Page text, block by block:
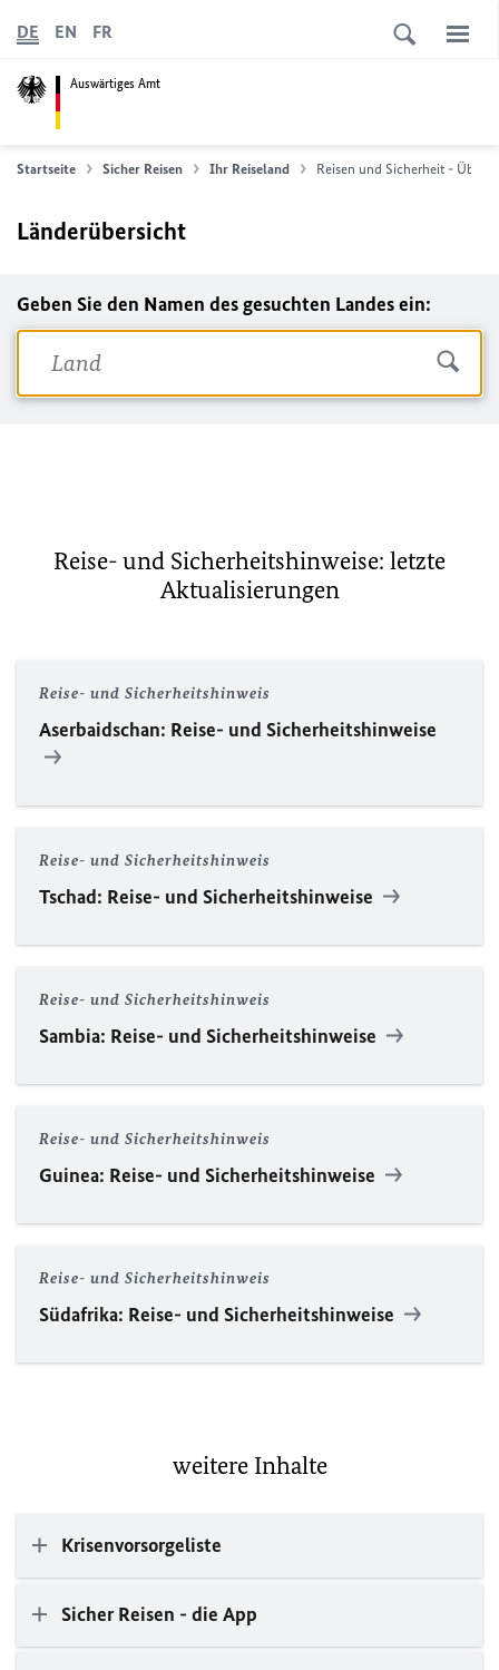
Auswärtiges Amt
DE EN FR
Startseite Sicher Reisen Ihr Reiseland Reisen und Sicherheit -
Länderübersicht
Geben Sie den Namen des gesuchten Landes ein:
Reise- und Sicherheitshinweise: letzte
Aktualisierungen
Reise- und Sicherheitshinweis
Aserbaidschan: Reise- und Sicherheitshinweise
Reise- und Sicherheitshinweis
Tschad: Reise- und Sicherheitshinweise
Reise- und Sicherheitshinweis
Sambia: Reise- und Sicherheitshinweise
Reise- und Sicherheitshinweis
Guinea: Reise- und Sicherheitshinweise
Reise- und Sicherheitshinweis
Südafrika: Reise- und Sicherheitshinweise
weitere Inhalte
Krisenvorsorgeliste
Sicher Reisen - die App